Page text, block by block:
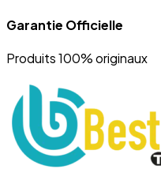
Garantie Officielle
Produits 100% originaux